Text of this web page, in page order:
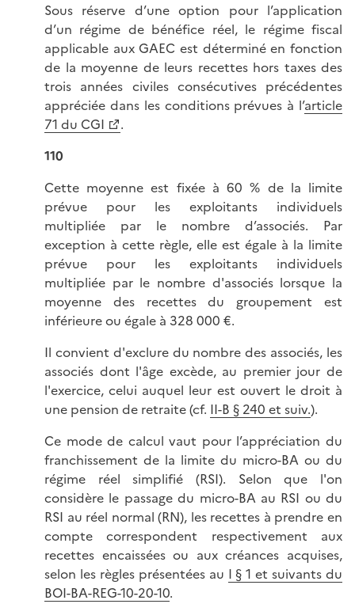
Sous réserve d’une option pour l’application
d’un régime de bénéfice réel, le régime fiscal
applicable aux GAEC est déterminé en fonction
de la moyenne de leurs recettes hors taxes des
trois années civiles consécutives précédentes
appréciée dans les conditions prévues à l’article
71 du CGI
.
110
Cette moyenne est fixée à 60 % de la limite
prévue pour les exploitants individuels
multipliée par le nombre d’associés. Par
exception à cette règle, elle est égale à la limite
prévue pour les exploitants individuels
multipliée par le nombre d'associés lorsque la
moyenne des recettes du groupement est
inférieure ou égale à 328 000 €.
Il convient d'exclure du nombre des associés, les
associés dont l'âge excède, au premier jour de
l'exercice, celui auquel leur est ouvert le droit à
une pension de retraite (cf. II-B § 240 et suiv.).
Ce mode de calcul vaut pour l’appréciation du
franchissement de la limite du micro-BA ou du
régime réel simplifié (RSI). Selon que l'on
considère le passage du micro-BA au RSI ou du
RSI au réel normal (RN), les recettes à prendre en
compte correspondent respectivement aux
recettes encaissées ou aux créances acquises,
selon les règles présentées au I § 1 et suivants du
BOI-BA-REG-10-20-10.